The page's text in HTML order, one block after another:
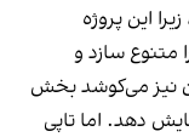
این پروژه
متنوع سازد و
نیز می‌کوشد بخش
دهد. اما تاپی